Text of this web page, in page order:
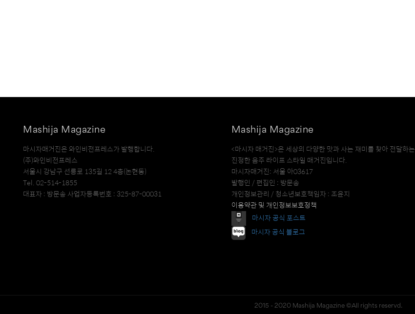
Mashija Magazine
마시자매거진은 와인비전프레스가 발행합니다.
(주)와인비전프레스
서울시 강남구 선릉로 135길 12 4층(논현동)
Tel. 02-514-1855
대표자 : 방문송 사업자등록번호 : 325-87-00031
Mashija Magazine
<마시자 매거진>은 세상의 다양한 맛과 사는 재미를 찾아 전달하는
진정한 음주 라이프 스타일 매거진입니다.
마시자매거진: 서울 아03617
발행인 / 편집인 : 방문송
개인정보관리 / 청소년보호책임자 : 조윤지
이용약관 및 개인정보보호정책
마시자 공식 포스트
마시자 공식 블로그
2015 - 2020 Mashija Magazine ©All rights reservd.